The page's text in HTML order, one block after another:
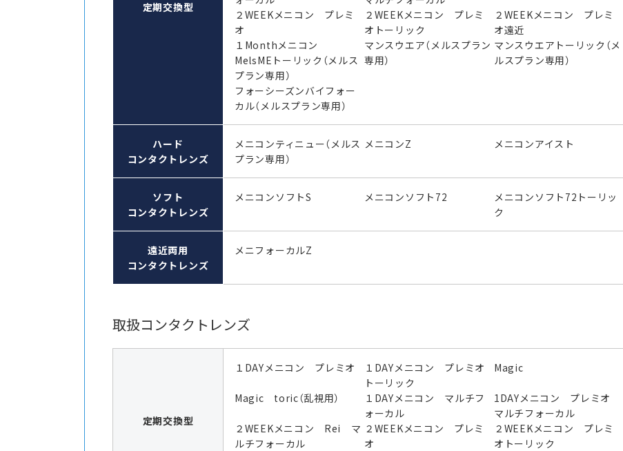
定期交換型
２WEEKメニコン プレミ
オ
２WEEKメニコン プレミ
オトーリック
２WEEKメニコン プレミ
オ遠近
１Monthメニコン
MelsMEトーリック（メルス
プラン専用）
マンスウエア（メルスプラン
専用）
マンスウエアトーリック（メ
ルスプラン専用）
フォーシーズンバイフォー
カル（メルスプラン専用）
ハード
コンタクトレンズ
メニコンティニュー（メルス
プラン専用）
メニコンZ メニコンアイスト
ソフト
コンタクトレンズ
メニコンソフトS メニコンソフト72
メニコンソフト72トーリッ
ク
遠近両用
コンタクトレンズ
メニフォーカルZ
取扱コンタクトレンズ
定期交換型
１DAYメニコン プレミオ
１DAYメニコン プレミオ
トーリック
Magic
Magic toric（乱視用）
１DAYメニコン マルチフ
ォーカル
1DAYメニコン プレミオ
マルチフォーカル
２WEEKメニコン Rei マ
ルチフォーカル
２WEEKメニコン プレミ
オ
２WEEKメニコン プレミ
オトーリック